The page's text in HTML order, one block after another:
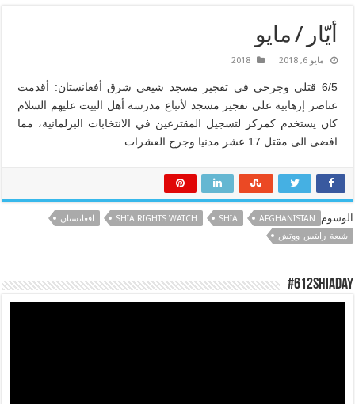
أيّار / مايو
مايو 6, 2018 2018
6/5 قتلى وجرحى في تفجير مسجد شيعي شرق أفغانستان: أقدمت
عناصر إرهابية على تفجير مسجد لأتباع مدرسة أهل البيت عليهم السلام
كان يستخدم كمركز لتسجيل المقترعين في الانتخابات البرلمانية، مما
افضى الى مقتل 17 عشر مدنيا وجرح العشرات.
الوسوم AFGHANISTAN
SHIA
SHIA RIGHTS WATCH
افغانستان
شيعة_رايتس_ووتش
#612ShiaDay